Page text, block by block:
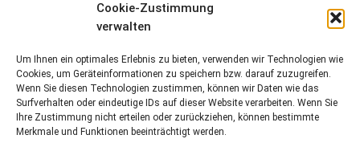
Cookie-Zustimmung
verwalten
Um Ihnen ein optimales Erlebnis zu bieten, verwenden wir Technologien wie
Cookies, um Geräteinformationen zu speichern bzw. darauf zuzugreifen.
Wenn Sie diesen Technologien zustimmen, können wir Daten wie das
Surfverhalten oder eindeutige IDs auf dieser Website verarbeiten. Wenn Sie
Ihre Zustimmung nicht erteilen oder zurückziehen, können bestimmte
Merkmale und Funktionen beeinträchtigt werden.